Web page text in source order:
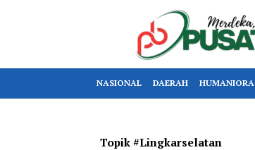
NASIONAL DAERAH HUMANIORA
Topik #lingkarselatan